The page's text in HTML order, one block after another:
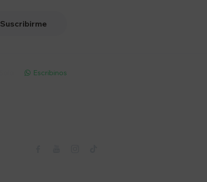
Suscribirme
 Escribinos